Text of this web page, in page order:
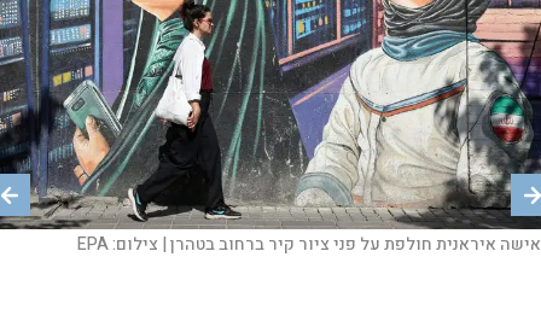
הפגנה נגד ישראל באיראן | צילום: EPA נשים איראניות | צילום:EPA/ABEDIN TAHERKENAREH הפגנות באיראן | צילום:AP
אישה איראנית חולפת על פני ציור קיר ברחוב בטהרן | צילום:EPA מפגינה איראנית נגד המשטר בבריסל | צילום: AFP